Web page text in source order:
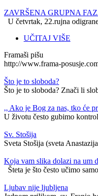
ZAVRŠENA GRUPNA
U četvrtak, 22.rujna
UČITAJ VIŠE
Framaši pišu
http://www.frama-
Što je to sloboda?
Što je to sloboda? Znači li
,, Ako je Bog za nas, tko će
U životu često gubimo
Sv. Stošija
Sveta Stošija (sveta
Koja vam slika dolazi na um
Šteta je što često učimo
Ljubav nije ljubljena